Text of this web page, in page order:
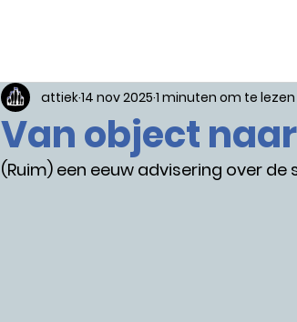
Van object
attiek14 nov 2025 1 minuten om te lezen
(Ruim) een eeuw advisering over de